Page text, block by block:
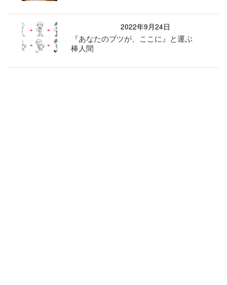
2022年9月24日
『あなたのブツが、ここに』と運ぶ
棒人間